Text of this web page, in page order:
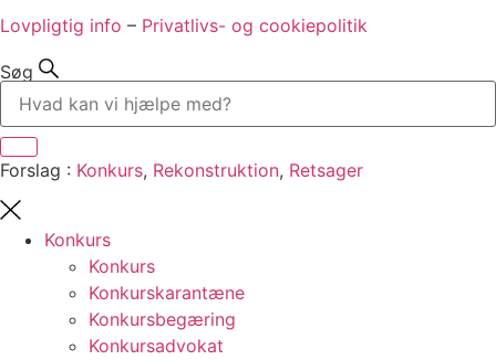
Lovpligtig info – Privatlivs- og cookiepolitik
Søg
Forslag : Konkurs, Rekonstruktion, Retsager
Konkurs
Konkurs
Konkurskarantæne
Konkursbegæring
Konkursadvokat